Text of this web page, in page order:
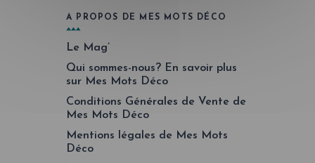
A PROPOS DE MES MOTS DÉCO
Le Mag’
Qui sommes-nous? En savoir plus
sur Mes Mots Déco
Conditions Générales de Vente de
Mes Mots Déco
Mentions légales de Mes Mots
Déco